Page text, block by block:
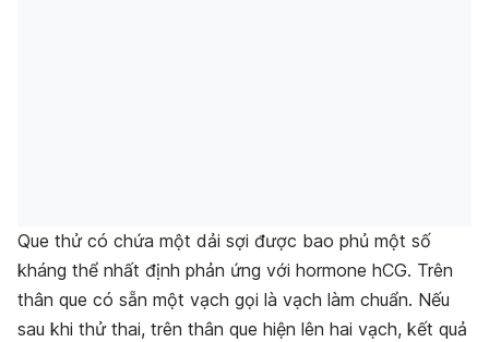
Que thử có chứa một dải sợi được bao phủ một số
kháng thể nhất định phản ứng với hormone hCG. Trên
thân que có sẵn một vạch gọi là vạch làm chuẩn. Nếu
sau khi thử thai, trên thân que hiện lên hai vạch, kết quả